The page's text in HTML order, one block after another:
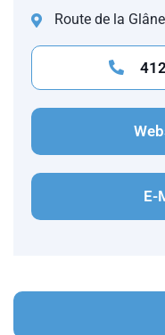
Route de la
E-